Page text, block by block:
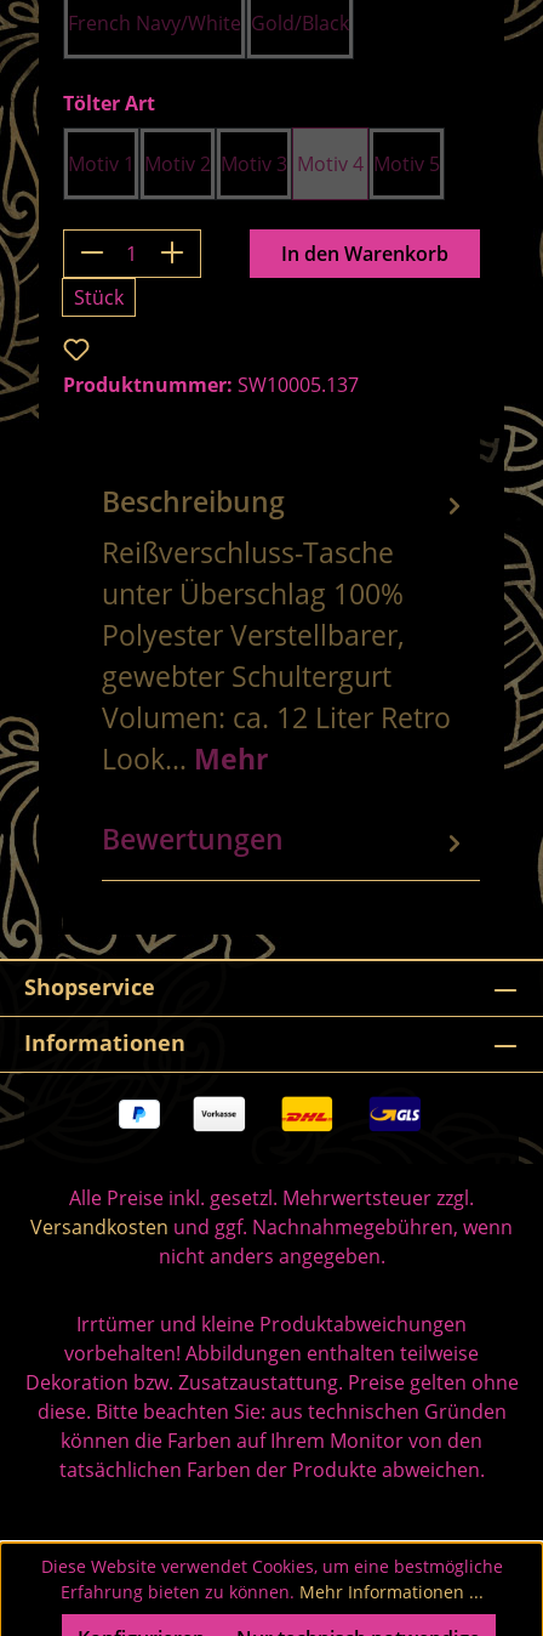
French Navy/White Gold/Black
Tölter Artauswählen
Motiv 1 Motiv 2 Motiv 3 Motiv 4 Motiv 5
Produkt Anzahl: Gib den
Stück
In den Warenkorb
Produktnummer: SW10005.137
Beschreibung
Reißverschluss-Tasche
unter Überschlag 100%
Polyester Verstellbarer,
gewebter Schultergurt
Volumen: ca. 12 Liter Retro
Look… Mehr
Bewertungen
Shopservice
Informationen
Alle Preise inkl. gesetzl. Mehrwertsteuer zzgl.
Versandkosten und ggf. Nachnahmegebühren, wenn
nicht anders angegeben.
Irrtümer und kleine Produktabweichungen
vorbehalten! Abbildungen enthalten teilweise
Dekoration bzw. Zusatzaustattung. Preise gelten ohne
diese. Bitte beachten Sie: aus technischen Gründen
können die Farben auf Ihrem Monitor von den
tatsächlichen Farben der Produkte abweichen.
Diese Website verwendet Cookies, um eine bestmögliche
Erfahrung bieten zu können. Mehr Informationen ...